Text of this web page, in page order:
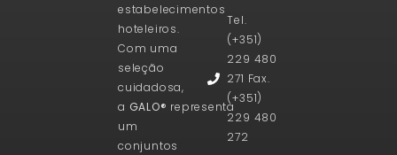
estabelecimentos
hoteleiros.
Com uma
seleção
cuidadosa,
a GALO® representa
um
conjuntos
Tel.
(+351)
229 480
271 Fax.
(+351)
229 480
272